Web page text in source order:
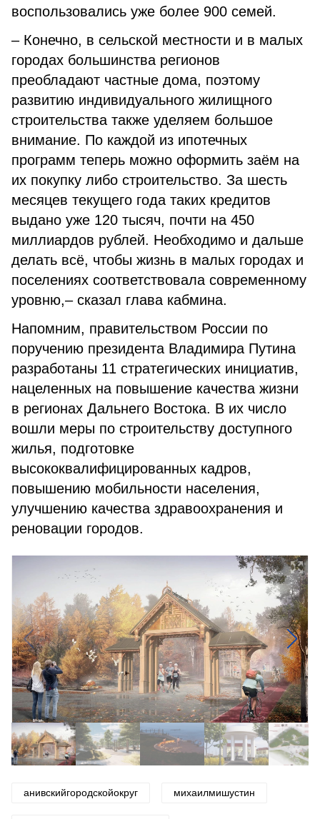
воспользовались уже более 900 семей.
– Конечно, в сельской местности и в малых
городах большинства регионов
преобладают частные дома, поэтому
развитию индивидуального жилищного
строительства также уделяем большое
внимание. По каждой из ипотечных
программ теперь можно оформить заём на
их покупку либо строительство. За шесть
месяцев текущего года таких кредитов
выдано уже 120 тысяч, почти на 450
миллиардов рублей. Необходимо и дальше
делать всё, чтобы жизнь в малых городах и
поселениях соответствовала современному
уровню,– сказал глава кабмина.
Напомним, правительством России по
поручению президента Владимира Путина
разработаны 11 стратегических инициатив,
нацеленных на повышение качества жизни
в регионах Дальнего Востока. В их число
вошли меры по строительству доступного
жилья, подготовке
высококвалифицированных кадров,
повышению мобильности населения,
улучшению качества здравоохранения и
реновации городов.
анивскийгородскойокруг михаилмишустин